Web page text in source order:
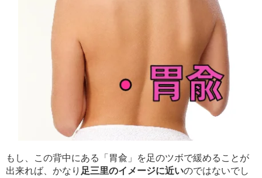
もし、この背中にある「胃兪」を足のツボで緩めることが
出来れば、かなり 足三里のイメージに近いのではないでし